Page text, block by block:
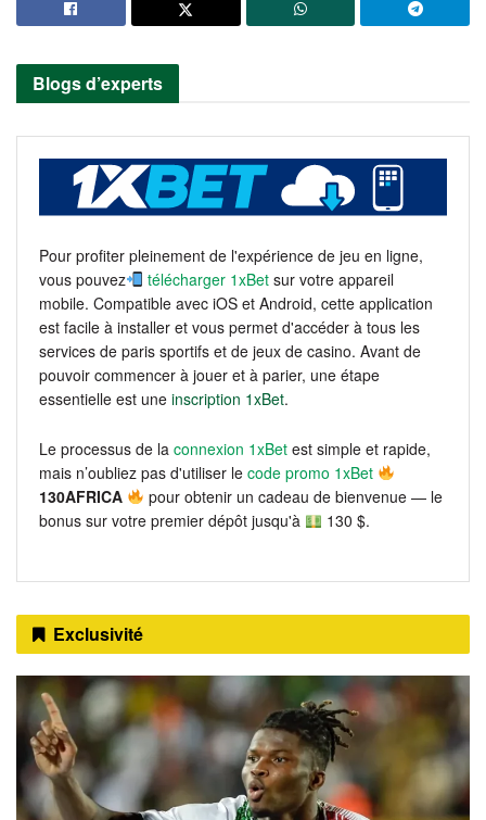
Blogs d’experts
Pour profiter pleinement de l'expérience de jeu en ligne,
vous pouvez
télécharger 1xBet sur votre appareil
mobile. Compatible avec iOS et Android, cette application
est facile à installer et vous permet d'accéder à tous les
services de paris sportifs et de jeux de casino. Avant de
pouvoir commencer à jouer et à parier, une étape
essentielle est une inscription 1xBet.
Le processus de la connexion 1xBet est simple et rapide,
mais n’oubliez pas d'utiliser le code promo 1xBet
130AFRICA
pour obtenir un cadeau de bienvenue — le
bonus sur votre premier dépôt jusqu'à
130 $.
Exclusivité